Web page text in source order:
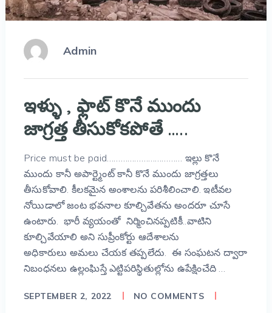
Admin
ఇళ్ళు , ఫ్లాట్ కొనే ముందు
జాగ్రత్త తీసుకోకపోతే …..
Price must be paid…………………………… ఇల్లు కొనే
ముందు కానీ అపార్ట్మెంట్ కానీ కొనే ముందు జాగ్రత్తలు
తీసుకోవాలి. కీలకమైన అంశాలను పరిశీలించాలి. ఇటీవల
నోయిడాలో జంట భవనాల కూల్చివేతను అందరూ చూసే
ఉంటారు. భారీ వ్యయంతో నిర్మించినప్పటికీ..వాటిని
కూల్చివేయాలి అని సుప్రీంకోర్టు ఆదేశాలను
అధికారులు అమలు చేయక తప్పలేదు. ఈ సంఘటన ద్వారా
నిబంధనలు ఉల్లంఘిస్తే ఎట్టిపరిస్థితుల్లోను ఉపేక్షించేది …
SEPTEMBER 2, 2022 NO COMMENTS